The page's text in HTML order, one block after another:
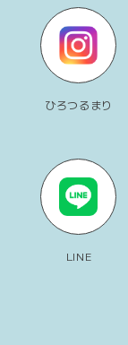
ひろつるまり
LINE